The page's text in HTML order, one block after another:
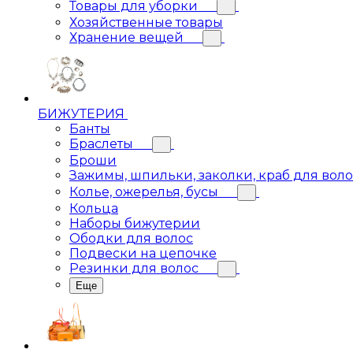
Товары для уборки
Хозяйственные товары
Хранение вещей
БИЖУТЕРИЯ
Банты
Браслеты
Броши
Зажимы, шпильки, заколки, краб для
Колье, ожерелья, бусы
Кольца
Наборы бижутерии
Ободки для волос
Подвески на цепочке
Резинки для волос
Еще